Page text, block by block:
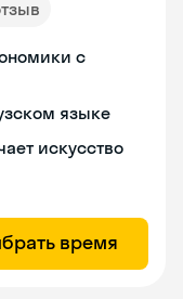
с
языке
искусство
время